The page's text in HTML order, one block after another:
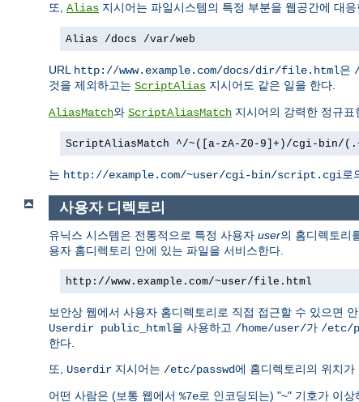
또, Alias 지시어는 파일시스템의 특정 부분을 웹공간에 대
Alias /docs /var/web
URL http://www.example.com/docs/dir/file.html은
것을 제외하고는 ScriptAlias 지시어도 같은 일을 한다.
AliasMatch와 ScriptAliasMatch 지시어의 강력한 정규
ScriptAliasMatch ^/~([a-zA-Z0-9]+)/cgi-bin/
는 http://example.com/~user/cgi-bin/script.cgi로
사용자 디렉토리
유닉스 시스템은 전통적으로 특정 사용자 user의 홈디렉토리
용자 홈디렉토리 안에 있는 파일을 서비스한다.
http://www.example.com/~user/file.html
보안상 웹에서 사용자 홈디렉토리로 직접 접근할 수 있으면
Userdir public_html을 사용하고 /home/user/가 /etc/
한다.
또, Userdir 지시어는 /etc/passwd에 홈디렉토리의 위치가
어떤 사람은 (보통 웹에서 %7e로 인코딩되는) "~" 기호가 이